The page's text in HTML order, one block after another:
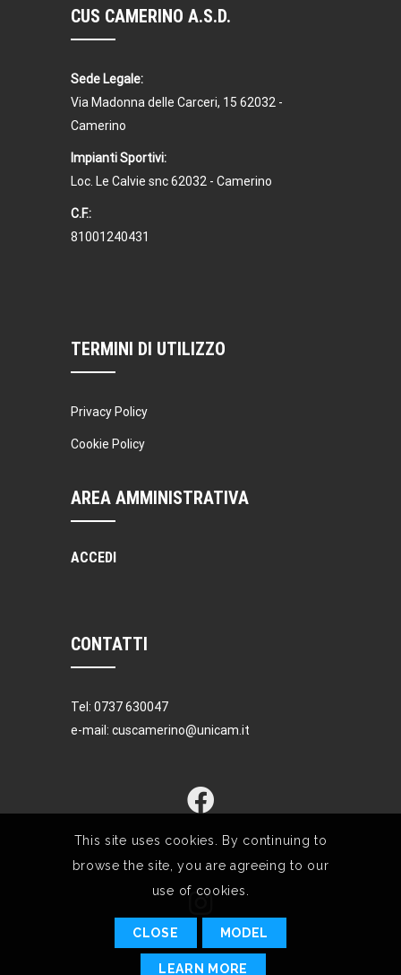
CUS CAMERINO A.S.D.
Sede Legale:
Via Madonna delle Carceri, 15 62032 -
Camerino
Impianti Sportivi:
Loc. Le Calvie snc 62032 - Camerino
C.F.:
81001240431
TERMINI DI UTILIZZO
Privacy Policy
Cookie Policy
AREA AMMINISTRATIVA
ACCEDI
CONTATTI
Tel: 0737 630047
e-mail: cuscamerino@unicam.it
This site uses cookies. By continuing to
browse the site, you are agreeing to our
use of cookies.
CLOSE MODEL
LEARN MORE